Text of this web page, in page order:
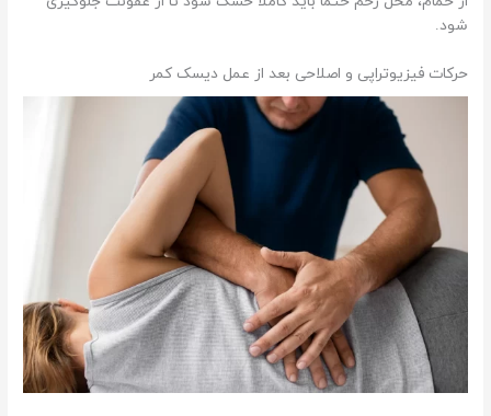
ح
ل
ر
ش
.
شود.
حرکات فیزیوتراپی و اصلاحی بعد از عمل دیسک کمر